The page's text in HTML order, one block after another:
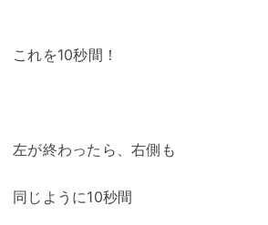
これを10秒間！
左が終わったら、右側も
同じように10秒間